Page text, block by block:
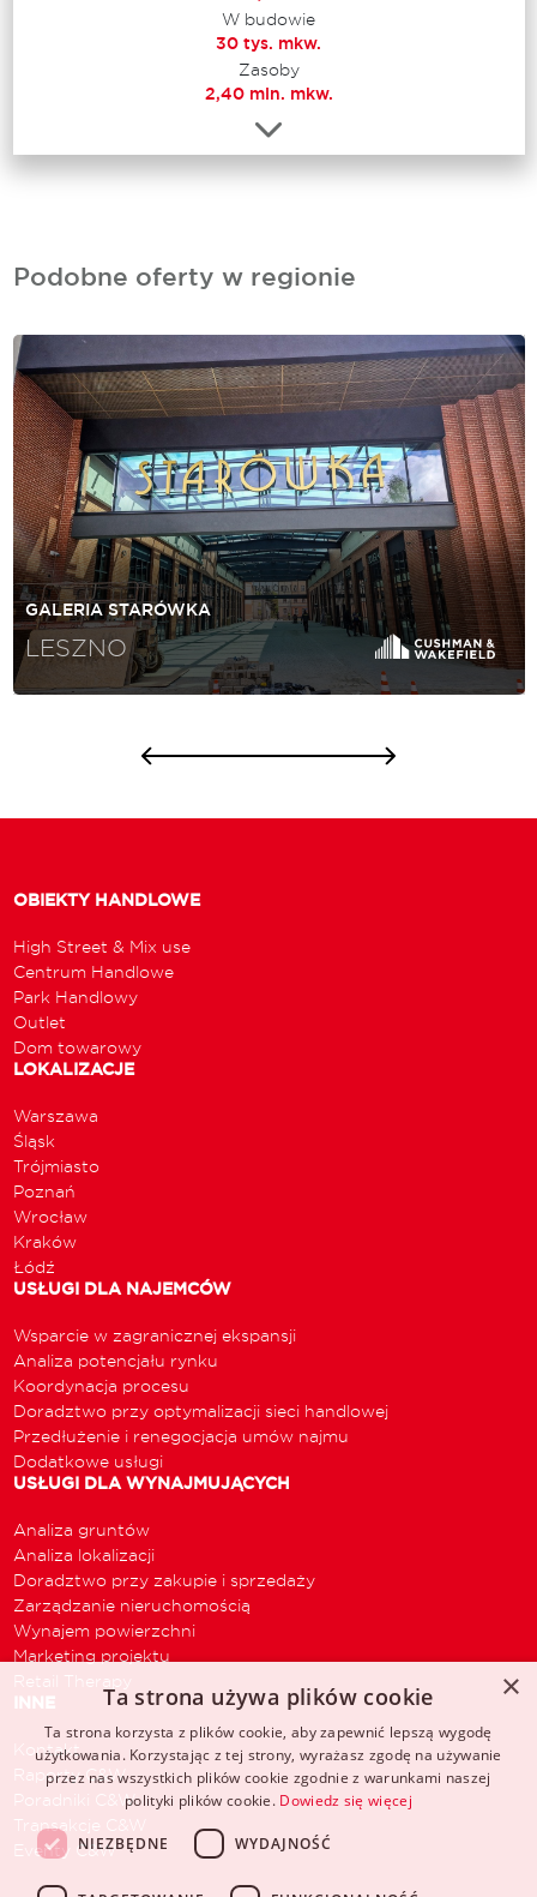
W budowie
30 tys. mkw.
Zasoby
2,40 mln. mkw.
Podobne oferty w regionie
GALERIA STARÓWKA
LESZNO
OBIEKTY HANDLOWE
High Street & Mix use
Centrum Handlowe
Park Handlowy
Outlet
Dom towarowy
LOKALIZACJE
Warszawa
Śląsk
Trójmiasto
Poznań
Wrocław
Kraków
Łódź
USŁUGI DLA NAJEMCÓW
Wsparcie w zagranicznej ekspansji
Analiza potencjału rynku
Koordynacja procesu
Doradztwo przy optymalizacji sieci handlowej
Przedłużenie i renegocjacja umów najmu
Dodatkowe usługi
USŁUGI DLA WYNAJMUJĄCYCH
Analiza gruntów
Analiza lokalizacji
Doradztwo przy zakupie i sprzedaży
Zarządzanie nieruchomością
Wynajem powierzchni
Marketing projektu
Retail Therapy
INNE
Kontakt
Raporty C&W
Poradniki C&W
Transakcje C&W
Eventy C&W
×
Ta strona używa plików cookie
Ta strona korzysta z plików cookie, aby zapewnić lepszą wygodę
użytkowania. Korzystając z tej strony, wyrażasz zgodę na używanie
przez nas wszystkich plików cookie zgodnie z warunkami naszej
polityki plików cookie. Dowiedz się więcej
NIEZBĘDNE WYDAJNOŚĆ